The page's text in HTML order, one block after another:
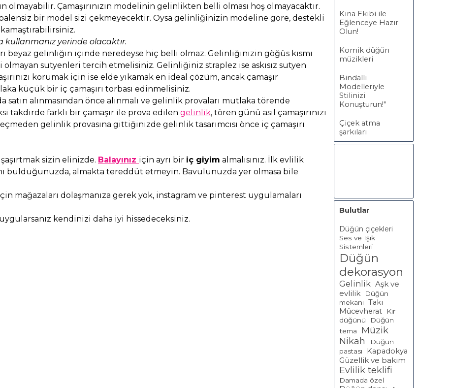
Çamaşırınızın modelinin gelinlikten belli olması hoş olmayacaktır.
bir model sizi çekmeyecektir. Oysa gelinliğinizin modeline göre, destekli
kullanmanız yerinde olacaktır.
beyaz gelinliğin içinde neredeyse hiç belli olmaz. Gelinliğinizin göğüs kısmı
sutyenleri tercih etmelisiniz. Gelinliğiniz straplez ise askısız sutyen
korumak için ise elde yıkamak en ideal çözüm, ancak çamaşır
küçük bir iç çamaşırı torbası edinmelisiniz.
alınmasından önce alınmalı ve gelinlik provaları mutlaka törende
takdirde farklı bir çamaşır ile prova edilen gelinlik, tören günü asıl çamaşırınızı
gelinlik provasına gittiğinizde gelinlik tasarımcısı önce iç çamaşırı
sizin elinizde. Balayınız için ayrı bir iç giyim almalısınız. İlk evlilik
bulduğunuzda, almakta tereddüt etmeyin. Bavulunuzda yer olmasa bile
mağazaları dolaşmanıza gerek yok, instagram ve pinterest uygulamaları
kendinizi daha iyi hissedeceksiniz.
Kına Ekibi ile
Eğlenceye Hazır
Olun!
Komik düğün
müzikleri
Bindallı
Modelleriyle
Stilinizi
Konuşturun!"
Çiçek atma
şarkıları
Bulutlar
Düğün çiçekleri
Ses ve Işık
Sistemleri
Düğün
dekorasyon
Gelinlik Aşk ve
evlilik
Düğün
mekanı
Takı
Mücevherat
Kır
düğünü
Düğün
tema
Müzik
Nikah
Düğün
pastası
Kapadokya
Güzellik ve bakım
Evlilik teklifi
Damada özel